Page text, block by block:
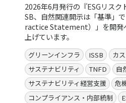
2026年6月発行の『ESGリスク
SB、自然関連開示は「基準」
ractice Statement）」を開発
上げています。
グリーンインフラ ISSB カ
サステナビリティ
TNFD 自
サステナビリティ経営支援
危
コンプライアンス・内部統制